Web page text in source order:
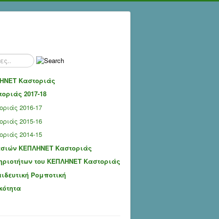
Καστοριάς
2017-18
2016-17
2015-16
2014-15
ΚΕΠΛΗΝΕΤ Καστοριάς
του ΚΕΠΛΗΝΕΤ Καστοριάς
Ρομποτική